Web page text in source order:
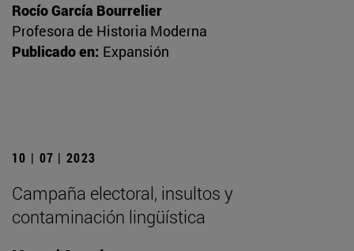
Rocío García Bourrelier
Profesora de Historia Moderna
Publicado en: Expansión
10 | 07 | 2023
Campaña electoral, insultos y
contaminación lingüística